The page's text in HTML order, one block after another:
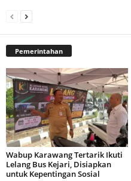
Pemerintahan
Wabup Karawang Tertarik Ikuti
Lelang Bus Kejari, Disiapkan
untuk Kepentingan Sosial